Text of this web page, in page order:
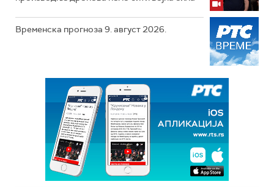
Временска прогноза 9. август 2026.